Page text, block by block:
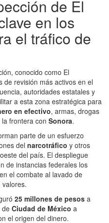
de El
en los
el tráfico de
conocido como El
de revisión más activos en el
autoridades estatales y
a esta zona estratégica para
en efectivo, armas, drogas
frontera con Sonora.
parte de un esfuerzo
del narcotráfico y otros
del país. El despliegue
de instancias federales los
el combate al lavado de
25 millones de pesos a
de Ciudad de México a
el origen del dinero.